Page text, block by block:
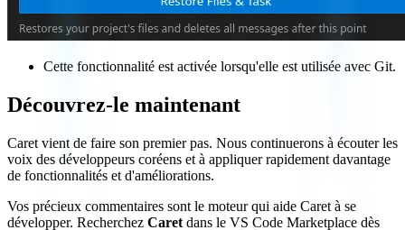
Cette fonctionnalité est activée lorsqu'elle est utilisée avec Git.
Découvrez-le maintenant
Caret vient de faire son premier pas. Nous continuerons à écouter les
voix des développeurs coréens et à appliquer rapidement davantage
de fonctionnalités et d'améliorations.
Vos précieux commentaires sont le moteur qui aide Caret à se
développer. Recherchez Caret dans le VS Code Marketplace dès